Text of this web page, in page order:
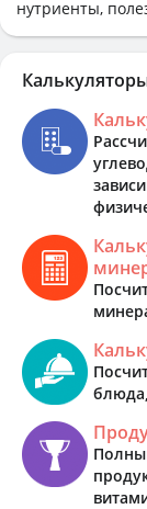
нутриенты,